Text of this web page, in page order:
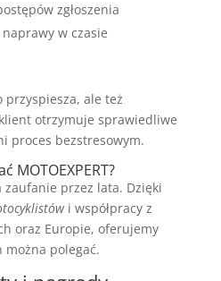
zgłoszenia
w czasie
przyspiesza, ale też
otrzymuje sprawiedliwe
proces bezstresowym.
MOTOEXPERT?
zaufanie przez lata. Dzięki
i współpracy z
oraz Europie, oferujemy
można polegać.